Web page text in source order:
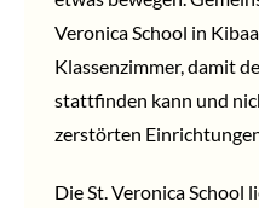
Veronica School in
Klassenzimmer, damit
stattfinden kann und
zerstörten
Die St. Veronica School